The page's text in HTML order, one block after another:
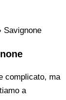
Savignone
complicato, ma
a